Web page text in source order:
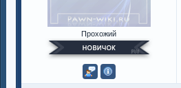
Прохожий